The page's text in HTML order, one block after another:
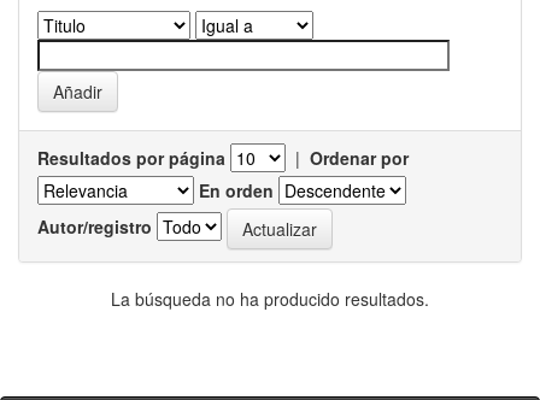
Resultados por página | Ordenar por
En orden
Autor/registro
La búsqueda no ha producido resultados.